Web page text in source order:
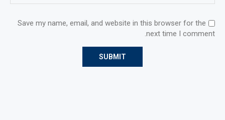
Save my name, email, and website in this browser for the
next time I comment.